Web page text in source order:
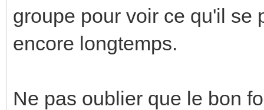
groupe pour voir ce qu'il se
encore longtemps.
Ne pas oublier que le bon